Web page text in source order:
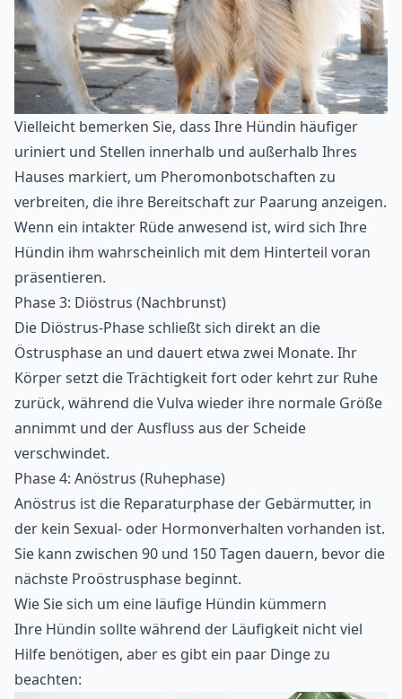
Vielleicht bemerken Sie, dass Ihre Hündin häufiger
uriniert und Stellen innerhalb und außerhalb Ihres
Hauses markiert, um Pheromonbotschaften zu
verbreiten, die ihre Bereitschaft zur Paarung anzeigen.
Wenn ein intakter Rüde anwesend ist, wird sich Ihre
Hündin ihm wahrscheinlich mit dem Hinterteil voran
präsentieren.
Phase 3: Diöstrus (Nachbrunst)
Die Diöstrus-Phase schließt sich direkt an die
Östrusphase an und dauert etwa zwei Monate. Ihr
Körper setzt die Trächtigkeit fort oder kehrt zur Ruhe
zurück, während die Vulva wieder ihre normale Größe
annimmt und der Ausfluss aus der Scheide
verschwindet.
Phase 4: Anöstrus (Ruhephase)
Anöstrus ist die Reparaturphase der Gebärmutter, in
der kein Sexual- oder Hormonverhalten vorhanden ist.
Sie kann zwischen 90 und 150 Tagen dauern, bevor die
nächste Proöstrusphase beginnt.
Wie Sie sich um eine läufige Hündin kümmern
Ihre Hündin sollte während der Läufigkeit nicht viel
Hilfe benötigen, aber es gibt ein paar Dinge zu
beachten: